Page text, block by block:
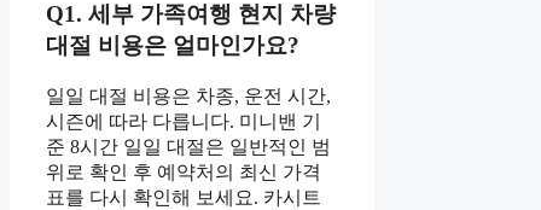
Q1. 세부 가족여행 현지 차량
대절 비용은 얼마인가요?
일일 대절 비용은 차종, 운전 시간,
시즌에 따라 다릅니다. 미니밴 기
준 8시간 일일 대절은 일반적인 범
위로 확인 후 예약처의 최신 가격
표를 다시 확인해 보세요. 카시트